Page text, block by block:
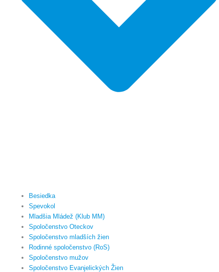
Besiedka
Spevokol
Mladšia Mládež (Klub MM)
Spoločenstvo Oteckov
Spoločenstvo mladších žien
Rodinné spoločenstvo (RoS)
Spoločenstvo mužov
Spoločenstvo Evanjelických Žien